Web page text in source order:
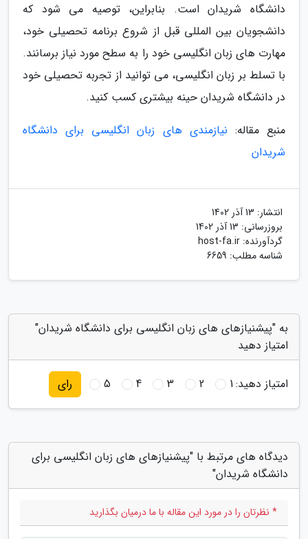
دانشگاه شریدان است. بنابراین، توصیه می شود که
دانشجویان بین المللی قبل از شروع برنامه تحصیلی خود،
مهارت های زبان انگلیسی خود را به سطح مورد نیاز برسانند.
با تسلط بر زبان انگلیسی، می توانید از تجربه تحصیلی خود
در دانشگاه شریدان حینه بیشتری کسب کنید.
منبع مقاله: نیازمندی های زبان انگلیسی برای دانشگاه
شریدان
انتشار: 13 آذر 1402
بروزرسانی: 13 آذر 1402
گردآورنده: host-fa.ir
شناسه مطلب: 6659
به "پیشنیازهای های زبان انگلیسی برای دانشگاه شریدان"
امتیاز دهید
امتیاز دهید:1
2
3
4
5 رای
دیدگاه های مرتبط با "پیشنیازهای های زبان انگلیسی برای
دانشگاه شریدان"
* نظرتان را در مورد این مقاله با ما درمیان بگذارید